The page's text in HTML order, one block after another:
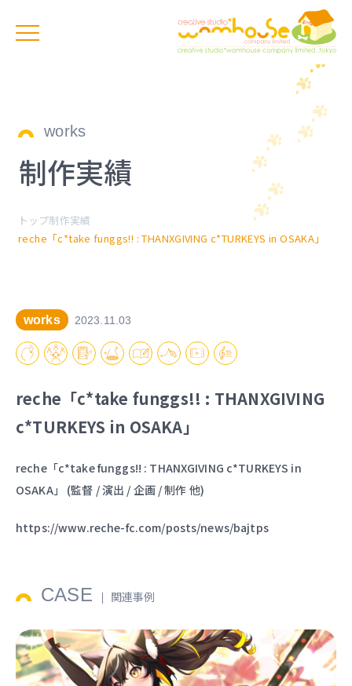
works
制作実績
トップ制作実績
reche「c*take funggs!! : THANXGIVING c*TURKEYS in OSAKA」
works 2023.11.03
reche「c*take funggs!! : THANXGIVING
c*TURKEYS in OSAKA」
reche「c*take funggs!! : THANXGIVING c*TURKEYS in
OSAKA」 (監督 / 演出 / 企画 / 制作 他)
https://www.reche-fc.com/posts/news/bajtps
CASE 関連事例